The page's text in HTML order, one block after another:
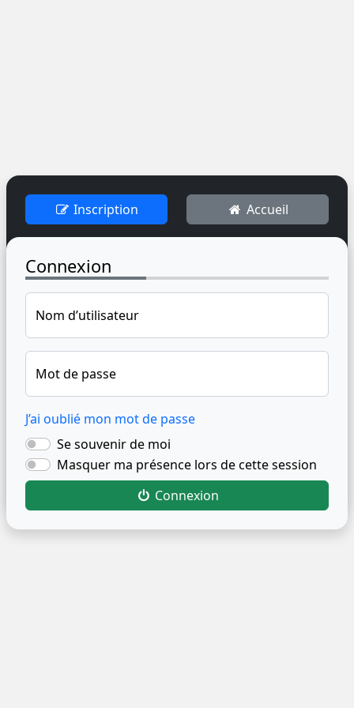
Inscription Accueil
Connexion
Nom d’utilisateur
Mot de passe
J’ai oublié mon mot de passe
Se souvenir de moi
Masquer ma présence lors de cette session
Connexion